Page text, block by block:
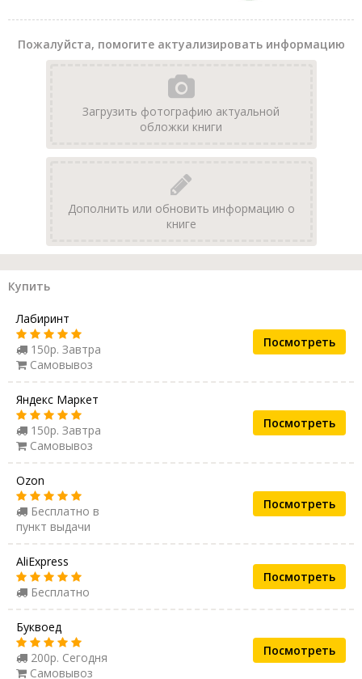
Пожалуйста, помогите актуализировать информацию
Загрузить фотографию актуальной
обложки книги
Дополнить или обновить информацию о
книге
Купить
Лабиринт
150р. Завтра
Самовывоз
Посмотреть
Яндекс Маркет
150р. Завтра
Самовывоз
Посмотреть
Ozon
Бесплатно в
пункт выдачи
Посмотреть
AliExpress
Бесплатно
Посмотреть
Буквоед
200р. Сегодня
Самовывоз
Посмотреть